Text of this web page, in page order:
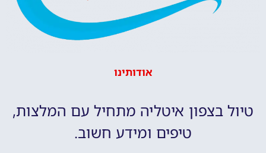
אודותינו
טיול בצפון איטליה מתחיל עם המלצות,
טיפים ומידע חשוב.